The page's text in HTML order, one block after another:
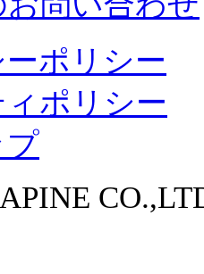
ポリシー
ポリシー
プ